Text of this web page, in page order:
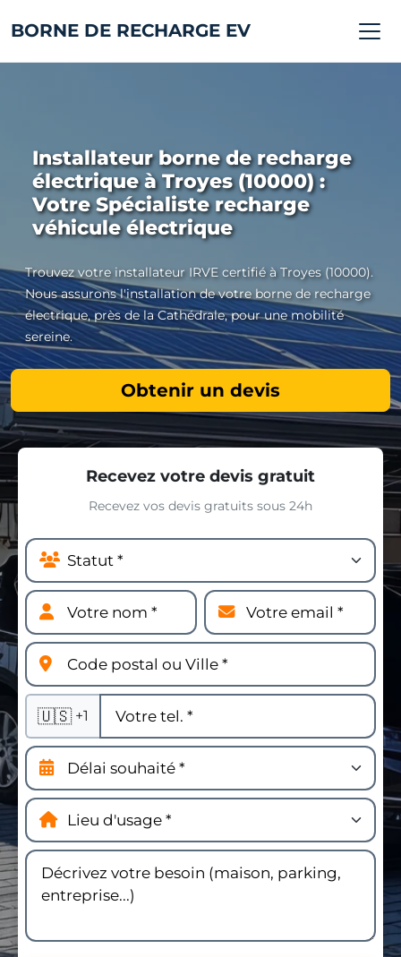
BORNE DE RECHARGE EV
Installateur borne de recharge
électrique à Troyes (10000) :
Votre Spécialiste recharge
véhicule électrique
Trouvez votre installateur IRVE certifié à Troyes (10000).
Nous assurons l'installation de votre borne de recharge
électrique, près de la Cathédrale, pour une mobilité
sereine.
Obtenir un devis
Recevez votre devis gratuit
Recevez vos devis gratuits sous 24h
🇺🇸 +1